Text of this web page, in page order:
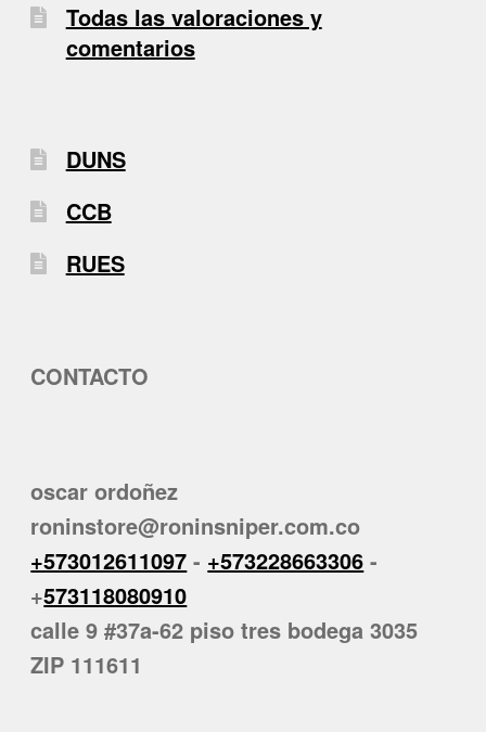
Todas las valoraciones y
comentarios
DUNS
CCB
RUES
CONTACTO
oscar ordoñez
roninstore@roninsniper.com.co
+573012611097 - +573228663306 -
+573118080910
calle 9 #37a-62 piso tres bodega 3035
ZIP 111611